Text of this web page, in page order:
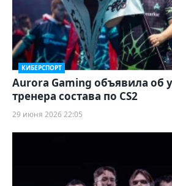
КИБЕРСПОРТ
Aurora Gaming объявила об
тренера состава по CS2
29 июня 2026 22:05